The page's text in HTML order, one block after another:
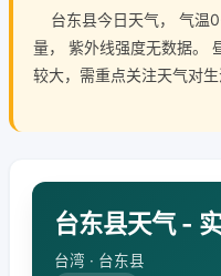
台东县今日天气， 气温
量， 紫外线强度无数据。
较大，需重点关注天气对生
台东县天气 -
台湾 · 台东县